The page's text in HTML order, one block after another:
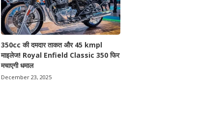
350cc की दमदार ताकत और 45 kmpl
माइलेज! Royal Enfield Classic 350 फिर
मचाएगी धमाल
December 23, 2025